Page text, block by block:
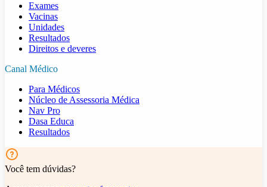
Exames
Vacinas
Unidades
Resultados
Direitos e deveres
Canal Médico
Para Médicos
Núcleo de Assessoria Médica
Nav Pro
Dasa Educa
Resultados
Você tem dúvidas?